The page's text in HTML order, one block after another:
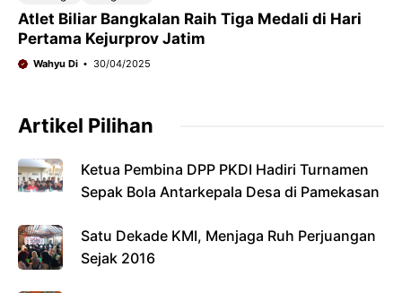
Atlet Biliar Bangkalan Raih Tiga Medali di Hari
Pertama Kejurprov Jatim
Wahyu Di 30/04/2025
Artikel Pilihan
Ketua Pembina DPP PKDI Hadiri Turnamen
Sepak Bola Antarkepala Desa di Pamekasan
Satu Dekade KMI, Menjaga Ruh Perjuangan
Sejak 2016